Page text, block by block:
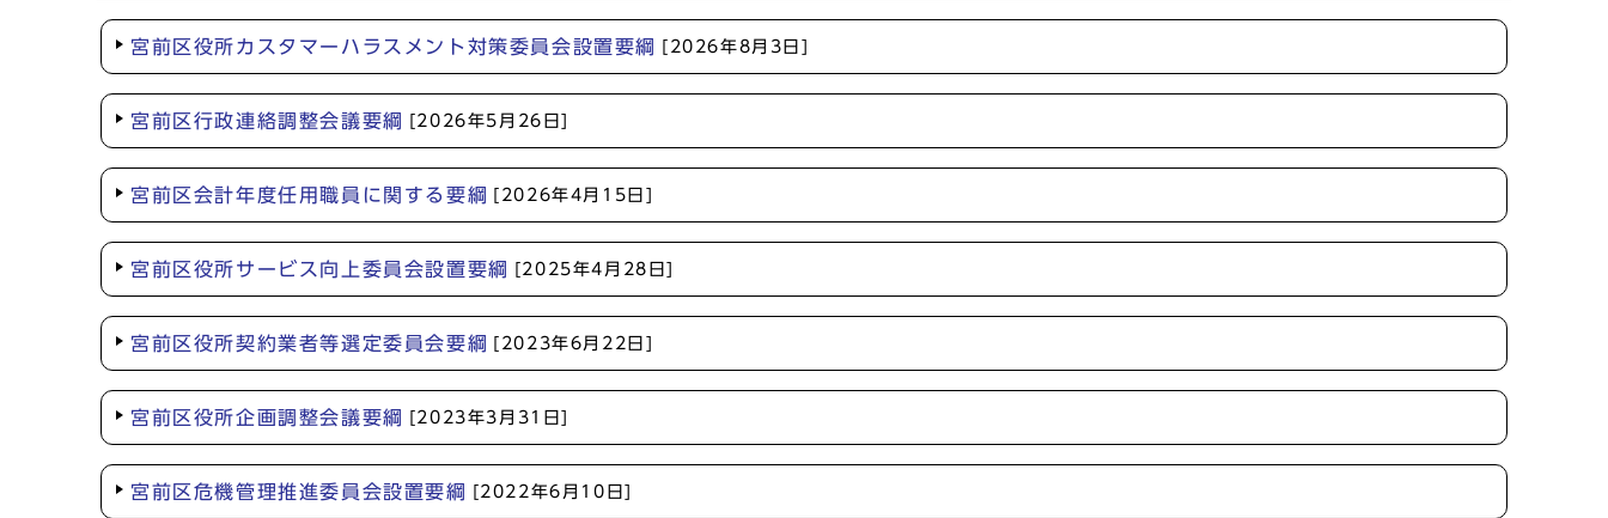
宮前区役所カスタマーハラスメント対策委員会設置要綱 [2026年8月3日]
宮前区行政連絡調整会議要綱 [2026年5月26日]
宮前区会計年度任用職員に関する要綱 [2026年4月15日]
宮前区役所サービス向上委員会設置要綱 [2025年4月28日]
宮前区役所契約業者等選定委員会要綱 [2023年6月22日]
宮前区役所企画調整会議要綱 [2023年3月31日]
宮前区危機管理推進委員会設置要綱 [2022年6月10日]